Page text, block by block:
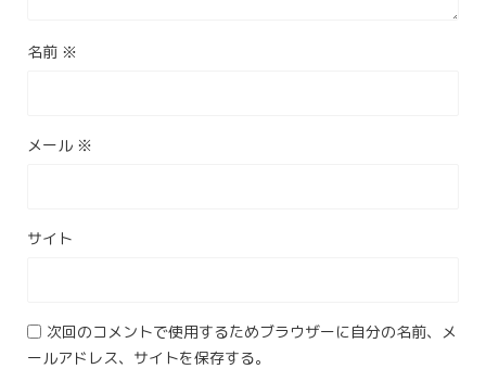
名前 ※
メール ※
サイト
次回のコメントで使用するためブラウザーに自分の名前、メ
ールアドレス、サイトを保存する。